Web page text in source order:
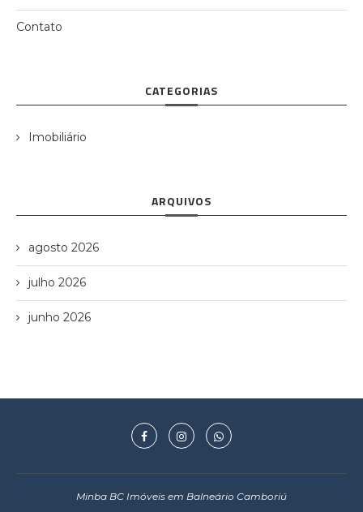
Contato
CATEGORIAS
Imobiliário
ARQUIVOS
agosto 2026
julho 2026
junho 2026
Minba BC Imóveis em Balneário Camboriú